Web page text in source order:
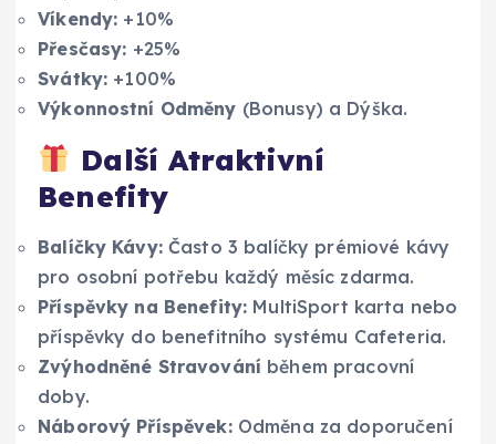
Víkendy: +10%
Přesčasy: +25%
Svátky: +100%
Výkonnostní Odměny (Bonusy) a Dýška.
Další Atraktivní
Benefity
Balíčky Kávy:Často 3 balíčky prémiové kávy
pro osobní potřebu každý měsíc zdarma.
Příspěvky na Benefity: MultiSport karta nebo
příspěvky do benefitního systému Cafeteria.
Zvýhodněné Stravování během pracovní
doby.
Náborový Příspěvek:Odměna za doporučení